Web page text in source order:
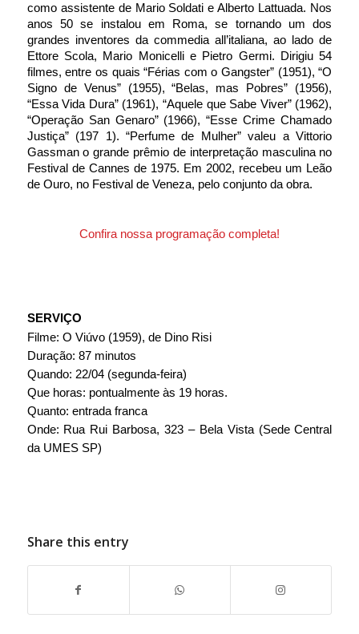
como assistente de Mario Soldati e Alberto Lattuada. Nos
anos 50 se instalou em Roma, se tornando um dos
grandes inventores da commedia all’italiana, ao lado de
Ettore Scola, Mario Monicelli e Pietro Germi. Dirigiu 54
filmes, entre os quais “Férias com o Gangster” (1951), “O
Signo de Venus” (1955), “Belas, mas Pobres” (1956),
“Essa Vida Dura” (1961), “Aquele que Sabe Viver” (1962),
“Operação San Genaro” (1966), “Esse Crime Chamado
Justiça” (197 1). “Perfume de Mulher” valeu a Vittorio
Gassman o grande prêmio de interpretação masculina no
Festival de Cannes de 1975. Em 2002, recebeu um Leão
de Ouro, no Festival de Veneza, pelo conjunto da obra.
Confira nossa programação completa!
SERVIÇO
Filme: O Viúvo (1959), de Dino Risi
Duração: 87 minutos
Quando: 22/04 (segunda-feira)
Que horas: pontualmente às 19 horas.
Quanto: entrada franca
Onde: Rua Rui Barbosa, 323 – Bela Vista (Sede Central
da UMES SP)
Share this entry